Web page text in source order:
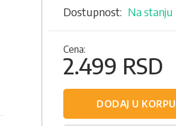
Na stanju
Cena:
2.499 RSD
DODAJ U KORPU